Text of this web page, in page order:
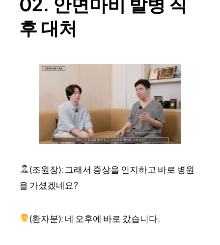
후 대처
(조원장): 그래서 증상을 인지하고 바로 병원
을 가셨겠네요?
(환자분): 네 오후에 바로 갔습니다.